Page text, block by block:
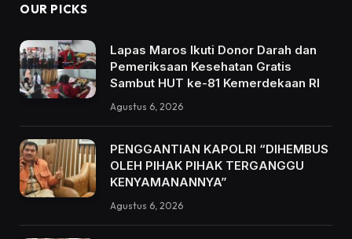
OUR PICKS
Lapas Maros Ikuti Donor Darah dan
Pemeriksaan Kesehatan Gratis
Sambut HUT ke-81 Kemerdekaan RI
Agustus 6, 2026
PENGGANTIAN KAPOLRI “DIHEMBUS
OLEH PIHAK PIHAK TERGANGGU
KENYAMANANNYA”
Agustus 6, 2026